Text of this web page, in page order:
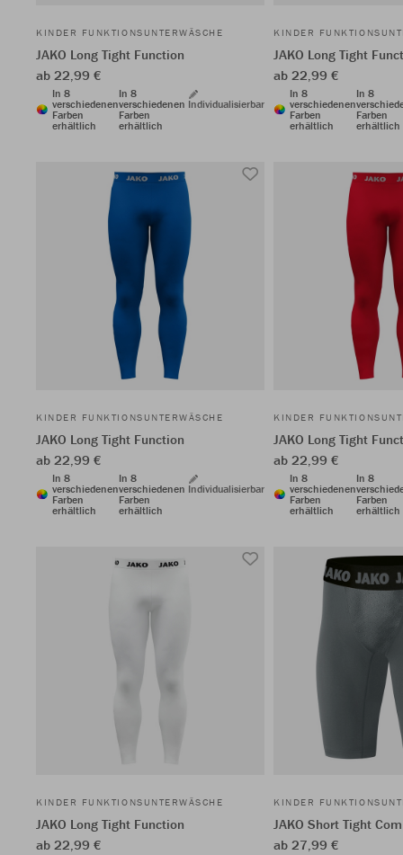
KINDER FUNKTIONSUNTERWÄSCHE
JAKO Long Tight Function
ab 22,99 €
In 8
verschiedenen
Farben
erhältlich
In 8
verschiedenen
Farben
erhältlich
Individualisierbar
KINDER
JAKO Long Tight
ab 22,99 €
In 8
verschiedenen
Farben
erhältlich
In 8
Farben
erhältlich
KINDER FUNKTIONSUNTERWÄSCHE
JAKO Long Tight Function
ab 22,99 €
In 8
verschiedenen
Farben
erhältlich
In 8
verschiedenen
Farben
erhältlich
Individualisierbar
KINDER
JAKO Long Tight
ab 22,99 €
In 8
verschiedenen
Farben
erhältlich
In 8
Farben
erhältlich
KINDER FUNKTIONSUNTERWÄSCHE
JAKO Long Tight Function
ab 22,99 €
KINDER
JAKO Short Tight
ab 27,99 €